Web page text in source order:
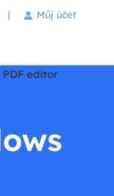
| Můj účet
PDF editor